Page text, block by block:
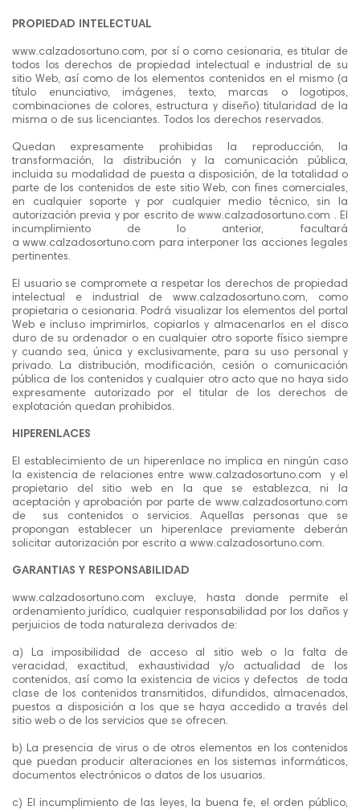
PROPIEDAD INTELECTUAL
www.calzadosortuno.com, por sí o como cesionaria, es titular de
todos los derechos de propiedad intelectual e industrial de su
sitio Web, así como de los elementos contenidos en el mismo (a
título enunciativo, imágenes, texto, marcas o logotipos,
combinaciones de colores, estructura y diseño) titularidad de la
misma o de sus licenciantes. Todos los derechos reservados.
Quedan expresamente prohibidas la reproducción, la
transformación, la distribución y la comunicación pública,
incluida su modalidad de puesta a disposición, de la totalidad o
parte de los contenidos de este sitio Web, con fines comerciales,
en cualquier soporte y por cualquier medio técnico, sin la
autorización previa y por escrito de www.calzadosortuno.com . El
incumplimiento de lo anterior, facultará
a www.calzadosortuno.com para interponer las acciones legales
pertinentes.
El usuario se compromete a respetar los derechos de propiedad
intelectual e industrial de www.calzadosortuno.com, como
propietaria o cesionaria. Podrá visualizar los elementos del portal
Web e incluso imprimirlos, copiarlos y almacenarlos en el disco
duro de su ordenador o en cualquier otro soporte físico siempre
y cuando sea, única y exclusivamente, para su uso personal y
privado. La distribución, modificación, cesión o comunicación
pública de los contenidos y cualquier otro acto que no haya sido
expresamente autorizado por el titular de los derechos de
explotación quedan prohibidos.
HIPERENLACES
El establecimiento de un hiperenlace no implica en ningún caso
la existencia de relaciones entre www.calzadosortuno.com y el
propietario del sitio web en la que se establezca, ni la
aceptación y aprobación por parte de www.calzadosortuno.com
de sus contenidos o servicios. Aquellas personas que se
propongan establecer un hiperenlace previamente deberán
solicitar autorización por escrito a www.calzadosortuno.com.
GARANTIAS Y RESPONSABILIDAD
www.calzadosortuno.com excluye, hasta donde permite el
ordenamiento jurídico, cualquier responsabilidad por los daños y
perjuicios de toda naturaleza derivados de:
a) La imposibilidad de acceso al sitio web o la falta de
veracidad, exactitud, exhaustividad y/o actualidad de los
contenidos, así como la existencia de vicios y defectos de toda
clase de los contenidos transmitidos, difundidos, almacenados,
puestos a disposición a los que se haya accedido a través del
sitio web o de los servicios que se ofrecen.
b) La presencia de virus o de otros elementos en los contenidos
que puedan producir alteraciones en los sistemas informáticos,
documentos electrónicos o datos de los usuarios.
c) El incumplimiento de las leyes, la buena fe, el orden público,